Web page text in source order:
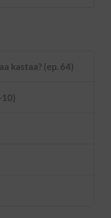
kastaa? (ep. 64)